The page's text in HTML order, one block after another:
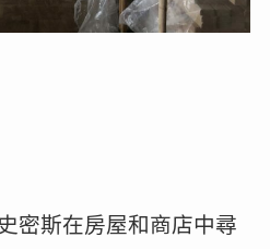
斯在房屋和商店中尋